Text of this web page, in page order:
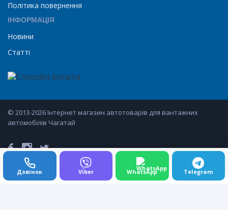
Політика повернення
ІНФОРМАЦІЯ
Новини
Статті
© 2013-2026 Інтернет магазин автотоварів для вантажних
автомобілів Чагатай
Дзвінок Viber WhatsApp Telegram